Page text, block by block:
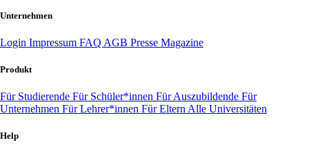
Unternehmen
Login Impressum FAQ AGB Presse Magazine
Produkt
Für Studierende Für Schüler*innen Für Auszubildende Für
Unternehmen Für Lehrer*innen Für Eltern Alle Universitäten
Help